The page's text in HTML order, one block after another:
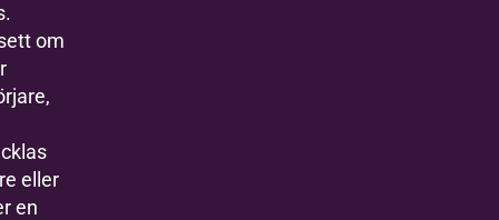
om
eller
en